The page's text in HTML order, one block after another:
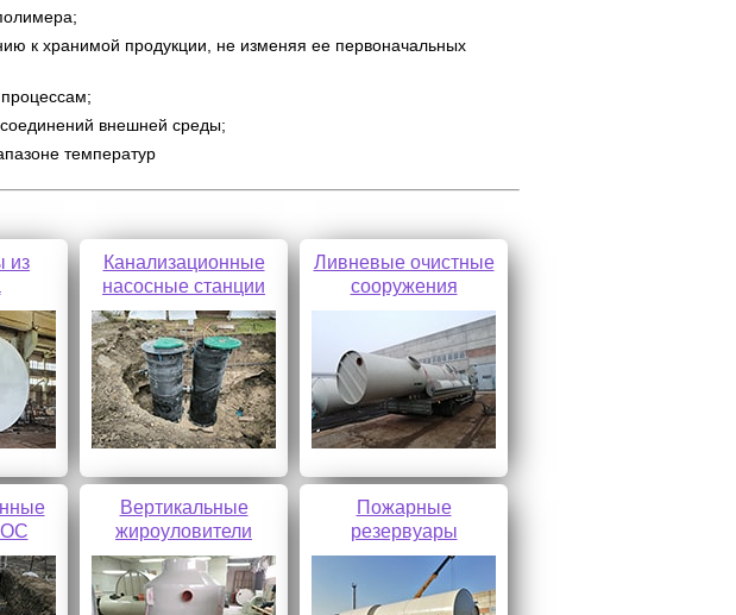
к хранимой продукции, не изменяя ее первоначальных
соединений внешней среды;
температур
из
Канализационные
насосные станции
Ливневые очистные
сооружения
Вертикальные
жироуловители
Пожарные
резервуары